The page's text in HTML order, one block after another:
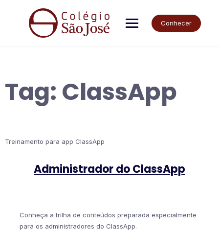
Conhecer
Tag: ClassApp
Treinamento para app ClassApp
Administrador do ClassApp
Conheça a trilha de conteúdos preparada especialmente
para os administradores do ClassApp.